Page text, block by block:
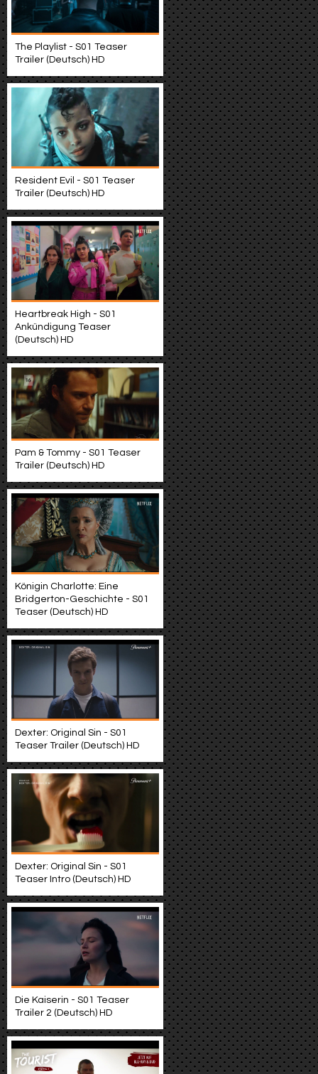
The Playlist - S01 Teaser
Trailer (Deutsch) HD
Resident Evil - S01 Teaser
Trailer (Deutsch) HD
Heartbreak High - S01
Ankündigung Teaser
(Deutsch) HD
Pam & Tommy - S01 Teaser
Trailer (Deutsch) HD
Königin Charlotte: Eine
Bridgerton-Geschichte - S01
Teaser (Deutsch) HD
Dexter: Original Sin - S01
Teaser Trailer (Deutsch) HD
Dexter: Original Sin - S01
Teaser Intro (Deutsch) HD
Die Kaiserin - S01 Teaser
Trailer 2 (Deutsch) HD